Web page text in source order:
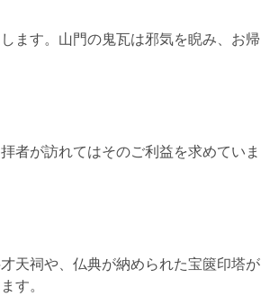
ます。山門の鬼瓦は邪気を睨み、お帰
者が訪れてはそのご利益を求めていま
天祠や、仏典が納められた宝篋印塔が
す。